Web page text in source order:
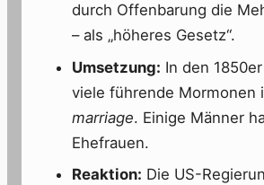
durch Offenbarung die
– als „höheres Gesetz“.
Umsetzung: In den
viele führende Mormonen
marriage. Einige Männer
Ehefrauen.
Reaktion: Die US-